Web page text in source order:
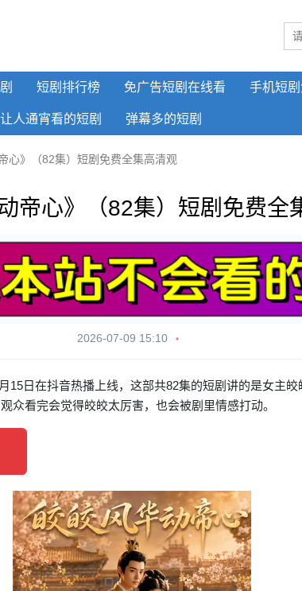
短剧排行榜 免广告短剧在线看 手机短
让人通宵看的短剧 弹幕多的短剧
心》（82集）短剧免费全集高清观
帝心》（82集）短剧免费全
2026-07-09 15:10
15日在抖音热播上线，这部共82集的短剧讲的是女主
众看完会觉得皎皎太厉害，也会被剧里情感打动。